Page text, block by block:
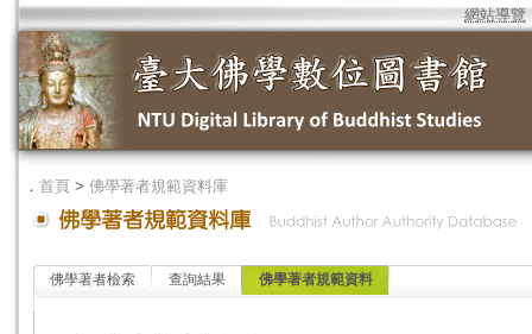
網站導覽
． 首頁 > 佛學著者規範資料庫
佛學著者檢索 查詢結果 佛學著者規範資料